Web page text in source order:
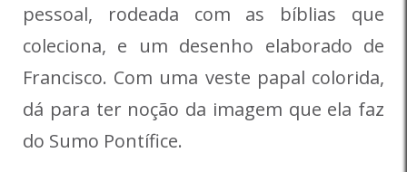
pessoal, rodeada com as bíblias que
coleciona, e um desenho elaborado de
Francisco. Com uma veste papal colorida,
dá para ter noção da imagem que ela faz
do Sumo Pontífice.